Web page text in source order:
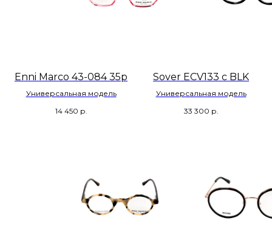
Enni Marco 43-084 35р
Универсальная модель
14 450 р.
Sover ECV133 c BLK
Универсальная модель
33 300 р.